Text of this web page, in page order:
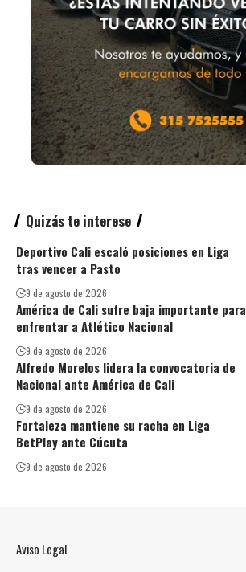
Quizás te interese
Deportivo Cali escaló posiciones en Liga
tras vencer a Pasto
9 de agosto de 2026
América de Cali sufre baja importante para
enfrentar a Atlético Nacional
9 de agosto de 2026
Alfredo Morelos lidera la convocatoria de
Nacional ante América de Cali
9 de agosto de 2026
Fortaleza mantiene su racha en Liga
BetPlay ante Cúcuta
9 de agosto de 2026
Aviso Legal